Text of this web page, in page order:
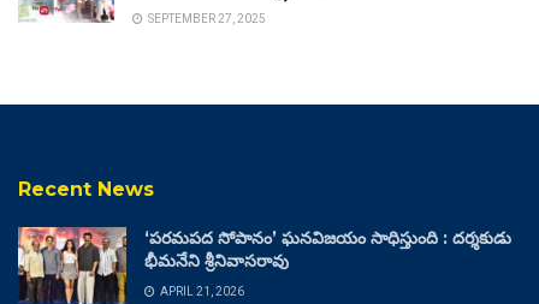
SEPTEMBER 27, 2025
Recent News
‘పరమపద సోపానం’ ఘనవిజయం సాధిస్తుంది : దర్శకుడు
భీమనేని శ్రీనివాసరావు
APRIL 21, 2026